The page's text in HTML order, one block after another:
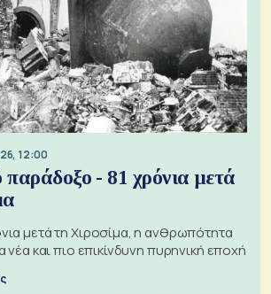
12:00
παράδοξο - 81 χρόνια μετά
μετά τη Χιροσίμα, η ανθρωπότητα
νέα και πιο επικίνδυνη πυρηνική εποχή